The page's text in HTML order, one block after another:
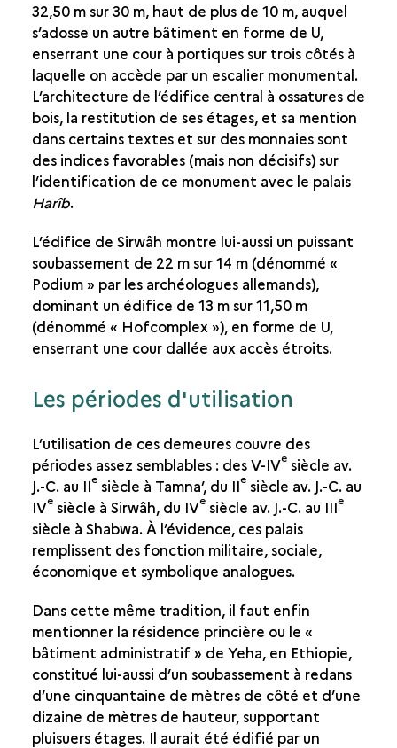
32,50 m sur 30 m, haut de plus de 10 m, auquel
s’adosse un autre bâtiment en forme de U,
enserrant une cour à portiques sur trois côtés à
laquelle on accède par un escalier monumental.
L’architecture de l’édifice central à ossatures de
bois, la restitution de ses étages, et sa mention
dans certains textes et sur des monnaies sont
des indices favorables (mais non décisifs) sur
l’identification de ce monument avec le palais
Harîb.
L’édifice de Sirwâh montre lui-aussi un puissant
soubassement de 22 m sur 14 m (dénommé «
Podium » par les archéologues allemands),
dominant un édifice de 13 m sur 11,50 m
(dénommé « Hofcomplex »), en forme de U,
enserrant une cour dallée aux accès étroits.
Les périodes d'utilisation
L’utilisation de ces demeures couvre des
périodes assez semblables : des V-IVesiècle av.
J.-C. au IIesiècle à Tamna’, du IIesiècle av. J.-C. au
IVesiècle à Sirwâh, du IVesiècle av. J.-C. au IIIe
siècle à Shabwa. À l’évidence, ces palais
remplissent des fonction militaire, sociale,
économique et symbolique analogues.
Dans cette même tradition, il faut enfin
mentionner la résidence princière ou le «
bâtiment administratif » de Yeha, en Ethiopie,
constitué lui-aussi d’un soubassement à redans
d’une cinquantaine de mètres de côté et d’une
dizaine de mètres de hauteur, supportant
pluisuers étages. Il aurait été édifié par un